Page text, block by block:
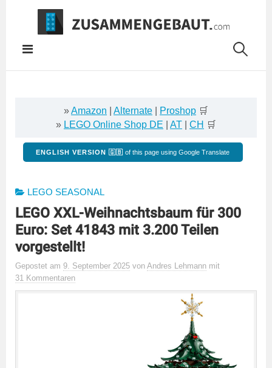
Springe
Inhalt
»Amazon Alternate Proshop 🛒
» LEGO Online Shop DE AT CH 🛒
ENGLISH VERSION 🇬🇧 of this page using Google Translate
LEGO SEASONAL
LEGO XXL-Weihnachtsbaum für 300
Euro: Set 41843 mit 3.200 Teilen
vorgestellt!
Gepostet am 9. September 2025 von Andres Lehmann mit
31 Kommentaren